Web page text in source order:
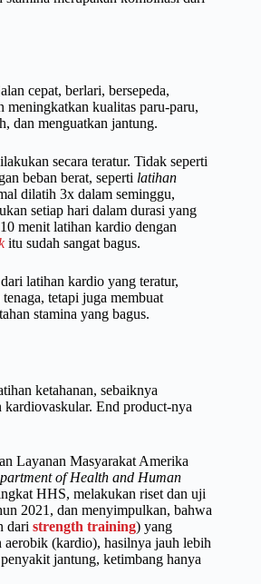
cepat, berlari, bersepeda,
meningkatkan kualitas paru-paru,
dan menguatkan jantung.
secara teratur. Tidak seperti
beban berat, seperti latihan
dilatih 3x dalam seminggu,
setiap hari dalam durasi yang
menit latihan kardio dengan
itu sudah sangat bagus.
latihan kardio yang teratur,
tetapi juga membuat
stamina yang bagus.
ketahanan, sebaiknya
kardiovaskular. End product-nya
Layanan Masyarakat Amerika
of Health and Human
HHS, melakukan riset dan uji
2021, dan menyimpulkan, bahwa
dari strength training) yang
aerobik (kardio), hasilnya jauh lebih
jantung, ketimbang hanya